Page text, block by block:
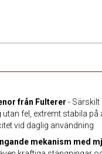
från Fulterer -
utan fel, extremt stabila på
vid daglig användning
mekanism med